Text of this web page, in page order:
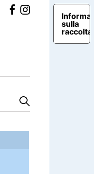
sulla
raccolta